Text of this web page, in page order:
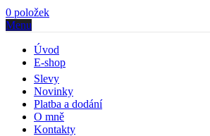
0 položek
Menu
Úvod
E-shop
Slevy
Novinky
Platba a dodání
O mně
Kontakty